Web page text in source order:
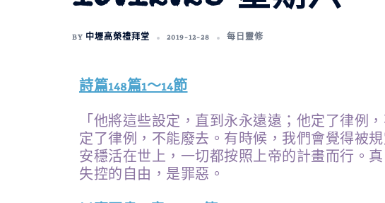
BY 中壢高榮禮拜堂 2019-12-28 每日靈修
詩篇148篇1～14節
「他將這些設定，直到永永遠遠；他定了律例
定了律例，不能廢去。有時候，我們會覺得被
安穩活在世上，一切都按照上帝的計畫而行。
失控的自由，是罪惡。